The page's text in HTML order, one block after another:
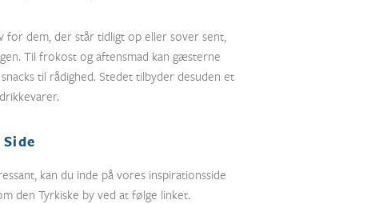
for dem, der står tidligt op eller sover sent,
Til frokost og aftensmad kan gæsterne
til rådighed. Stedet tilbyder desuden et
kan du inde på vores inspirationsside
den Tyrkiske by ved at følge linket.